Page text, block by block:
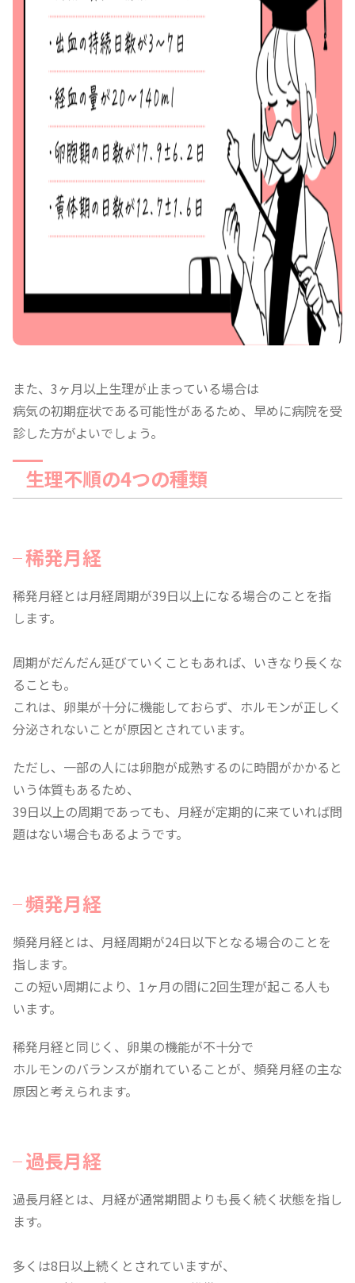
また、3ヶ月以上生理が止まっている場合は
病気の初期症状である可能性があるため、早めに病院を受
診した方がよいでしょう。
生理不順の4つの種類
稀発月経
稀発月経とは月経周期が39日以上になる場合のことを指
します。
周期がだんだん延びていくこともあれば、いきなり長くな
ることも。
これは、卵巣が十分に機能しておらず、ホルモンが正しく
分泌されないことが原因とされています。
ただし、一部の人には卵胞が成熟するのに時間がかかると
いう体質もあるため、
39日以上の周期であっても、月経が定期的に来ていれば問
題はない場合もあるようです。
頻発月経
頻発月経とは、月経周期が24日以下となる場合のことを
指します。
この短い周期により、1ヶ月の間に2回生理が起こる人も
います。
稀発月経と同じく、卵巣の機能が不十分で
ホルモンのバランスが崩れていることが、頻発月経の主な
原因と考えられます。
過長月経
過長月経とは、月経が通常期間よりも長く続く状態を指し
ます。
多くは8日以上続くとされていますが、